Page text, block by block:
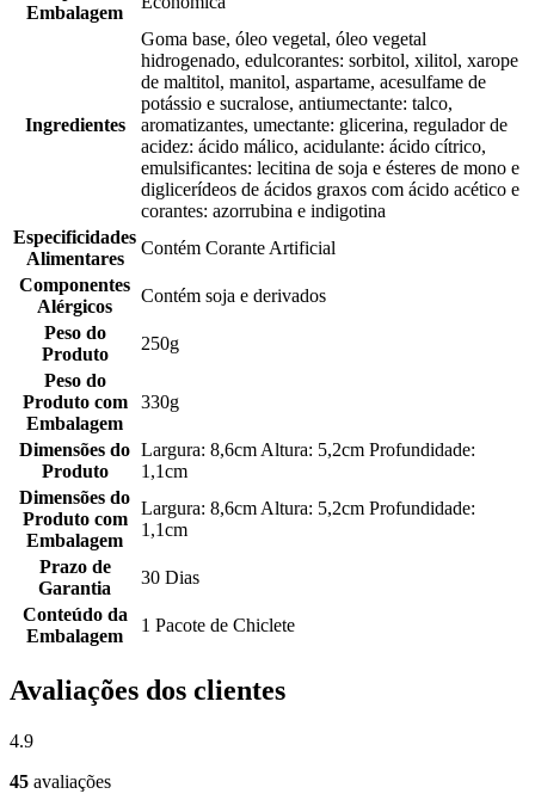
Embalagem
Ingredientes
Goma base, óleo vegetal, óleo vegetal
hidrogenado, edulcorantes: sorbitol, xilitol, xarope
de maltitol, manitol, aspartame, acesulfame de
potássio e sucralose, antiumectante: talco,
aromatizantes, umectante: glicerina, regulador de
acidez: ácido málico, acidulante: ácido cítrico,
emulsificantes: lecitina de soja e ésteres de mono e
diglicerídeos de ácidos graxos com ácido acético e
corantes: azorrubina e indigotina
Especificidades
Alimentares
Contém Corante Artificial
Componentes
Alérgicos
Contém soja e derivados
Peso do
Produto
250g
Peso do
Produto com
Embalagem
330g
Dimensões do
Produto
Largura: 8,6cm Altura: 5,2cm Profundidade:
1,1cm
Dimensões do
Produto com
Embalagem
Largura: 8,6cm Altura: 5,2cm Profundidade:
1,1cm
Prazo de
Garantia
30 Dias
Conteúdo da
Embalagem
1 Pacote de Chiclete
Avaliações dos clientes
4.9
45 avaliações